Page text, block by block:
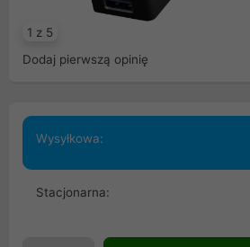
1 z 5
Dodaj pierwszą opinię
Wysyłkowa:
Stacjonarna: